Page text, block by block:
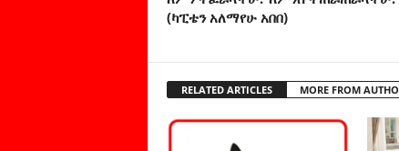
(ካፒቴን አለማየሁ አበበ)
RELATED ARTICLES MORE FROM